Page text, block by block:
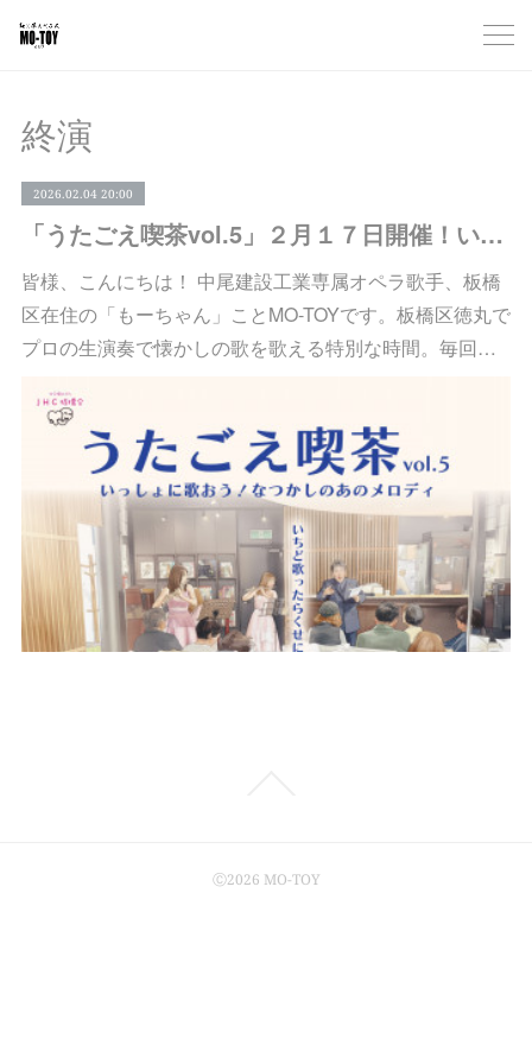
終演
2026.02.04 20:00
「うたごえ喫茶vol.5」２月１７日開催！いちど歌ったらくせになるプロの生演奏と歌うひととき｜板橋区徳丸 ショールームカフェ すまいる
皆様、こんにちは！ 中尾建設工業専属オペラ歌手、板橋
区在住の「もーちゃん」ことMO-TOYです。板橋区徳丸で
プロの生演奏で懐かしの歌を歌える特別な時間。毎回…
Ⓒ2026 MO-TOY